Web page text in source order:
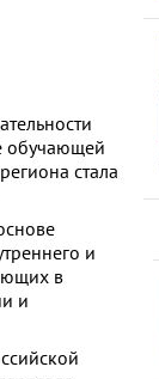
обучающей
стала
и
в
и